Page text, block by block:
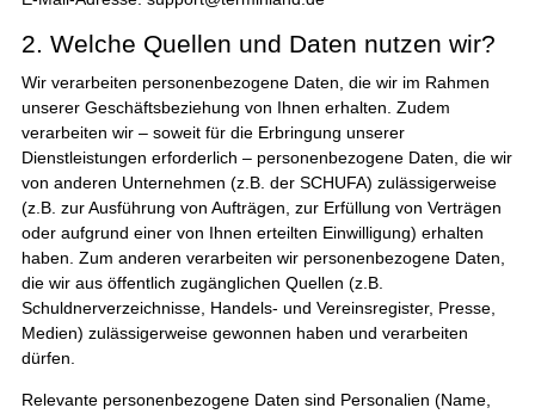
2. Welche Quellen und Daten nutzen wir?
Wir verarbeiten personenbezogene Daten, die wir im Rahmen
unserer Geschäftsbeziehung von Ihnen erhalten. Zudem
verarbeiten wir – soweit für die Erbringung unserer
Dienstleistungen erforderlich – personenbezogene Daten, die wir
von anderen Unternehmen (z.B. der SCHUFA) zulässigerweise
(z.B. zur Ausführung von Aufträgen, zur Erfüllung von Verträgen
oder aufgrund einer von Ihnen erteilten Einwilligung) erhalten
haben. Zum anderen verarbeiten wir personenbezogene Daten,
die wir aus öffentlich zugänglichen Quellen (z.B.
Schuldnerverzeichnisse, Handels- und Vereinsregister, Presse,
Medien) zulässigerweise gewonnen haben und verarbeiten
dürfen.
Relevante personenbezogene Daten sind Personalien (Name,